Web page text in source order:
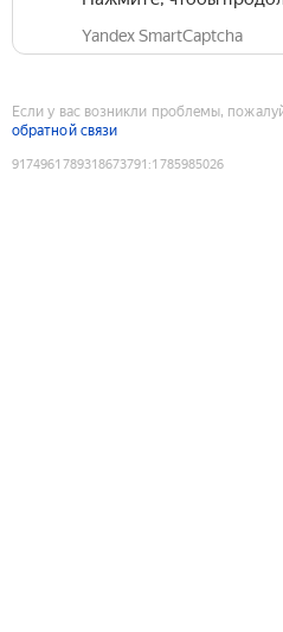
Yandex SmartCaptcha
Если у вас возникли проблемы,
обратной связи
9174961789318673791 :1785985026